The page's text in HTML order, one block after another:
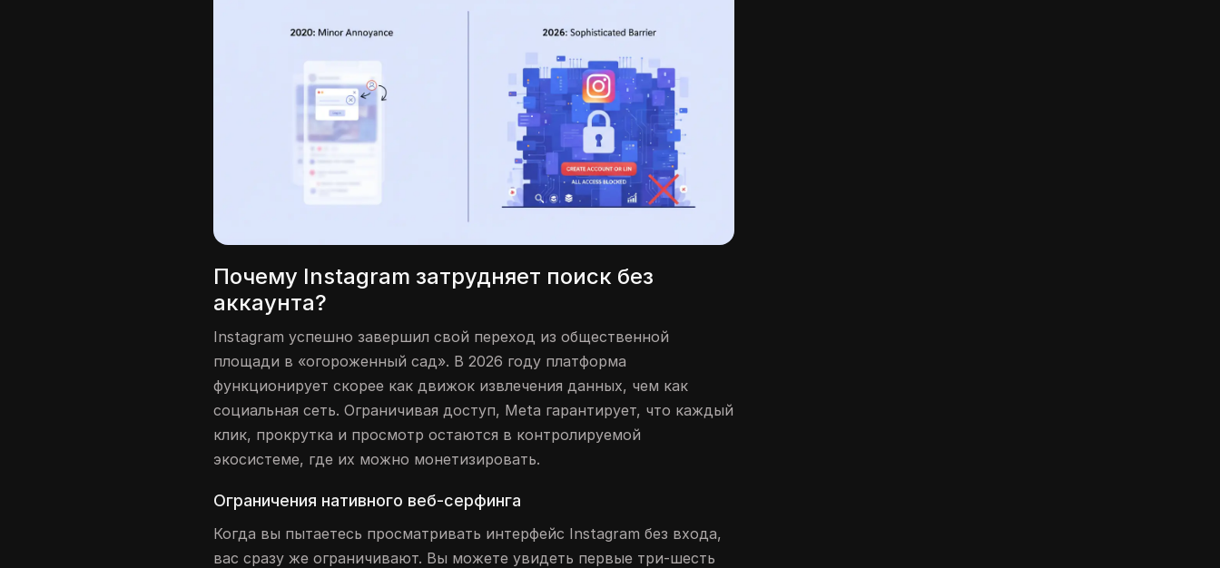
Почему Instagram затрудняет поиск без
аккаунта?
Instagram успешно завершил свой переход из общественной
площади в «огороженный сад». В 2026 году платформа
функционирует скорее как движок извлечения данных, чем как
социальная сеть. Ограничивая доступ, Meta гарантирует, что каждый
клик, прокрутка и просмотр остаются в контролируемой
экосистеме, где их можно монетизировать.
Ограничения нативного веб-серфинга
Когда вы пытаетесь просматривать интерфейс Instagram без входа,
вас сразу же ограничивают. Вы можете увидеть первые три-шесть